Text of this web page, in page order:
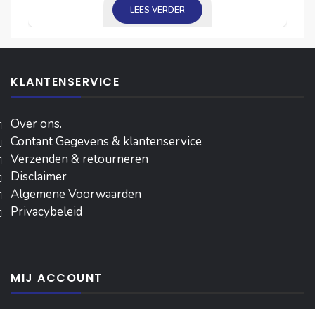
LEES VERDER
KLANTENSERVICE
Over ons.
Contant Gegevens & klantenservice
Verzenden & retourneren
Disclaimer
Algemene Voorwaarden
Privacybeleid
MIJ ACCOUNT